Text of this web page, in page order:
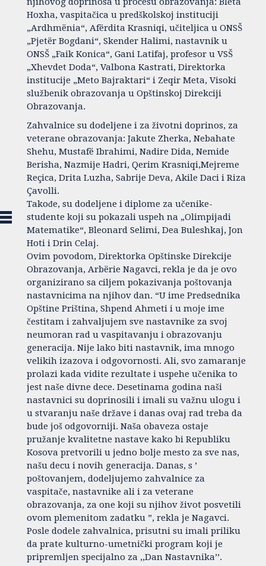
Hoxha, vaspitačica u predškolskoj instituciji
„Ardhmënia“, Afërdita Krasniqi, učiteljica u ONSŠ
„Pjetër Bogdani“, Skender Halimi, nastavnik u
ONSŠ „Faik Konica“, Gani Latifaj, profesor u VSŠ
„Xhevdet Doda“, Valbona Kastrati, Direktorka
institucije „Meto Bajraktari“ i Zeqir Meta, Visoki
službenik obrazovanja u Opštinskoj Direkciji
Obrazovanja.
Zahvalnice su dodeljene i za životni doprinos, za
veterane obrazovanja: Jakute Zherka, Nebahate
Shehu, Mustafë Ibrahimi, Nadire Dida, Nemide
Berisha, Nazmije Hadri, Qerim Krasniqi,Mejreme
Reçica, Drita Luzha, Sabrije Deva, Akile Daci i Riza
Çavolli.
Takođe, su dodeljene i diplome za učenike-
studente koji su pokazali uspeh na „Olimpijadi
Matematike“, Bleonard Selimi, Dea Buleshkaj, Jon
Hoti i Drin Celaj.
Ovim povodom, Direktorka Opštinske Direkcije
Obrazovanja, Arbërie Nagavci, rekla je da je ovo
organizirano sa ciljem pokazivanja poštovanja
nastavnicima na njihov dan. “U ime Predsednika
Opštine Priština, Shpend Ahmeti i u moje ime
čestitam i zahvaljujem sve nastavnike za svoj
neumoran rad u vaspitavanju i obrazovanju
generacija. Nije lako biti nastavnik, ima mnogo
velikih izazova i odgovornosti. Ali, svo zamaranje
prolazi kada vidite rezultate i uspehe učenika to
jest naše divne dece. Desetinama godina naši
nastavnici su doprinosili i imali su važnu ulogu i
u stvaranju naše države i danas ovaj rad treba da
bude još odgovorniji. Naša obaveza ostaje
pružanje kvalitetne nastave kako bi Republiku
Kosova pretvorili u jedno bolje mesto za sve nas,
našu decu i novih generacija. Danas, s ’
poštovanjem, dodeljujemo zahvalnice za
vaspitače, nastavnike ali i za veterane
obrazovanja, za one koji su njihov život posvetili
ovom plemenitom zadatku ”, rekla je Nagavci.
Posle dodele zahvalnica, prisutni su imali priliku
da prate kulturno-umetnički program koji je
pripremljen specijalno za ,,Dan Nastavnika’’.